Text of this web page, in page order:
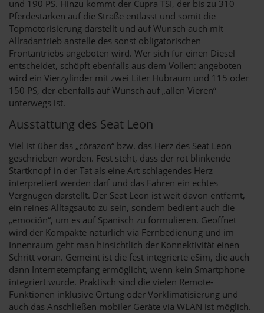
und 190 PS. Hinzu kommt der Cupra TSI, der bis zu 310
Pferdestärken auf die Straße entlässt und somit die
Topmotorisierung darstellt und auf Wunsch auch mit
Allradantrieb anstelle des sonst obligatorischen
Frontantriebs angeboten wird. Wer sich für einen Diesel
entscheidet, schöpft ebenfalls aus dem Vollen: angeboten
wird ein Vierzylinder mit zwei Liter Hubraum und 115 oder
150 PS, der ebenfalls auf Wunsch auf „allen Vieren“
unterwegs ist.
Ausstattung des Seat Leon
Viel ist über das „córazon“ bzw. das Herz des Seat Leon
geschrieben worden. Fest steht, dass der rot blinkende
Startknopf in der Tat als eine Art schlagendes Herz
interpretiert werden darf und das Fahren ein echtes
Vergnügen darstellt. Der Seat Leon ist weit davon entfernt,
ein reines Alltagsauto zu sein, sondern bedient auch die
„emoción“, um es auf Spanisch zu formulieren. Geöffnet
wird der Kompakte natürlich via Fernbedienung und im
Innenraum geht man hinsichtlich der Konnektivität einen
Schritt voran. Gemeint ist die fest integrierte eSim, die auch
dann Internetempfang ermöglicht, wenn kein Smartphone
integriert wurde. Praktisch sind die vielen Remote-
Funktionen inklusive Ortung oder Vorklimatisierung und
auch das Anschließen mobiler Geräte via WLAN ist möglich.